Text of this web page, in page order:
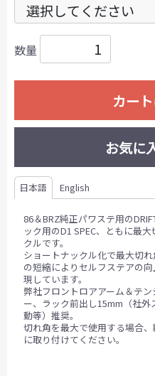
数量
カー
お気に
日本語 English
86＆BRZ純正パワステ用の
ック用のD1 SPEC、ともに最
クルです。
ショートナックル化で最大切
の短縮によりセルフステアの
現しています。
弊社フロントロアアーム＆テ
ー、ラック前出し15mm（社
動等）推奨。
切れ角を最大で使用する場合
に取り付けてください。